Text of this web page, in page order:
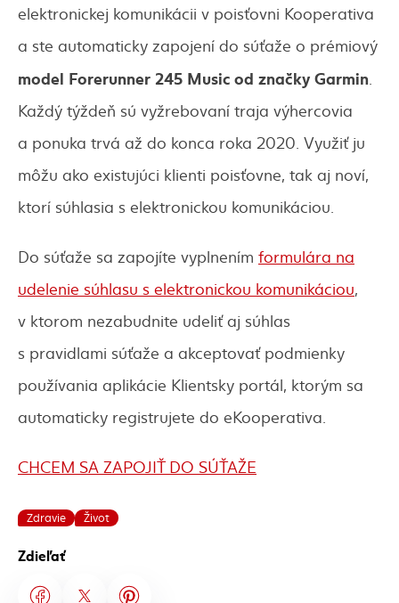
Zdieľať
elektronickej komunikácii v poisťovni Kooperativa
a ste automaticky zapojení do súťaže o prémiový
model Forerunner 245 Music od značky Garmin
Každý týždeň sú vyžrebovaní traja výhercovia
a ponuka trvá až do konca roka 2020. Využiť ju
môžu ako existujúci klienti poisťovne, tak aj noví,
ktorí súhlasia s elektronickou komunikáciou.
Do súťaže sa zapojíte vyplnením formulára na
udelenie súhlasu s elektronickou komunikáciou,
v ktorom nezabudnite udeliť aj súhlas
s pravidlami súťaže a akceptovať podmienky
používania aplikácie Klientsky portál, ktorým sa
automaticky registrujete do eKooperativa.
CHCEM SA ZAPOJIŤ DO SÚŤAŽE
Zdravie Život